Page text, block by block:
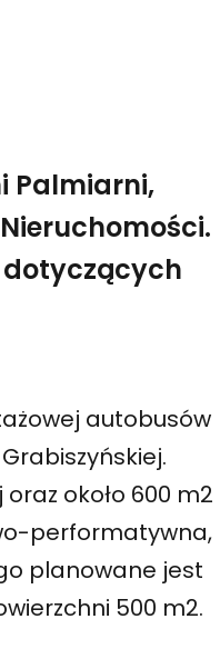
Palmiarni,
dotyczących
autobusów
około 600 m2
performatywna,
planowane jest
500 m2.